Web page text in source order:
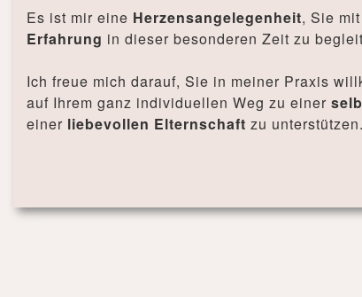
Es ist mir eine Herzensangelegenheit, Sie
Erfahrung in dieser besonderen Zeit zu
Ich freue mich darauf, Sie in meiner Praxis
auf Ihrem ganz individuellen Weg zu einer
einer liebevollen Elternschaft zu unterstützen.